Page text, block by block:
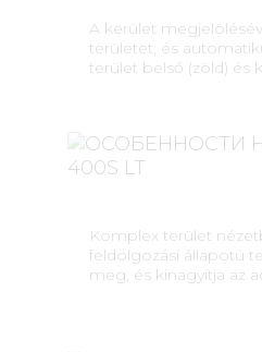
A kerület
területet, és
terület belső (zöld) és
Komplex terület
feldolgozási állapotú
meg, és kinagyítja az